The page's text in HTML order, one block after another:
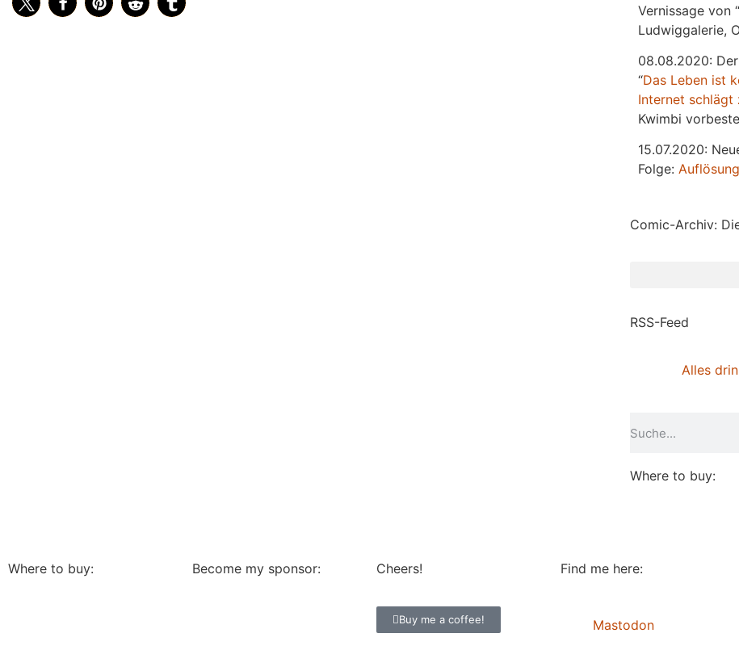
Vernissage von “
Ludwiggalerie,
08.08.2020:
“DasLebenist
Internet schlägt
Kwimbi
15.07.2020:
Folge: Auflösung
Comic-Archiv:
RSS-Feed
Alles
Where to buy:
Where to buy: Become my sponsor: Cheers!
Buy me a coffee!
Find me here:
Mastodon